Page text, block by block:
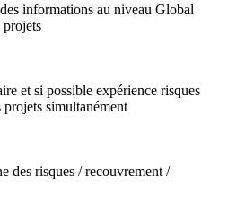
informations au niveau Global
projets
et si possible expérience risques
simultanément
des risques / recouvrement /